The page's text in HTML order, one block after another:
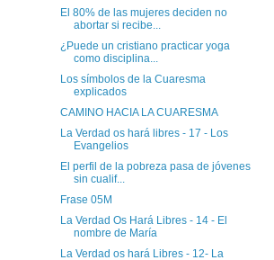
El 80% de las mujeres deciden no
abortar si recibe...
¿Puede un cristiano practicar yoga
como disciplina...
Los símbolos de la Cuaresma
explicados
CAMINO HACIA LA CUARESMA
La Verdad os hará libres - 17 - Los
Evangelios
El perfil de la pobreza pasa de jóvenes
sin cualif...
Frase 05M
La Verdad Os Hará Libres - 14 - El
nombre de María
La Verdad os hará Libres - 12- La